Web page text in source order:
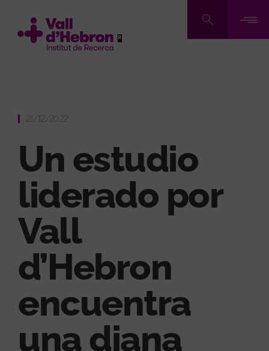
contenido
21/12/2022
Un estudio
liderado por
Vall
d’Hebron
encuentra
una diana